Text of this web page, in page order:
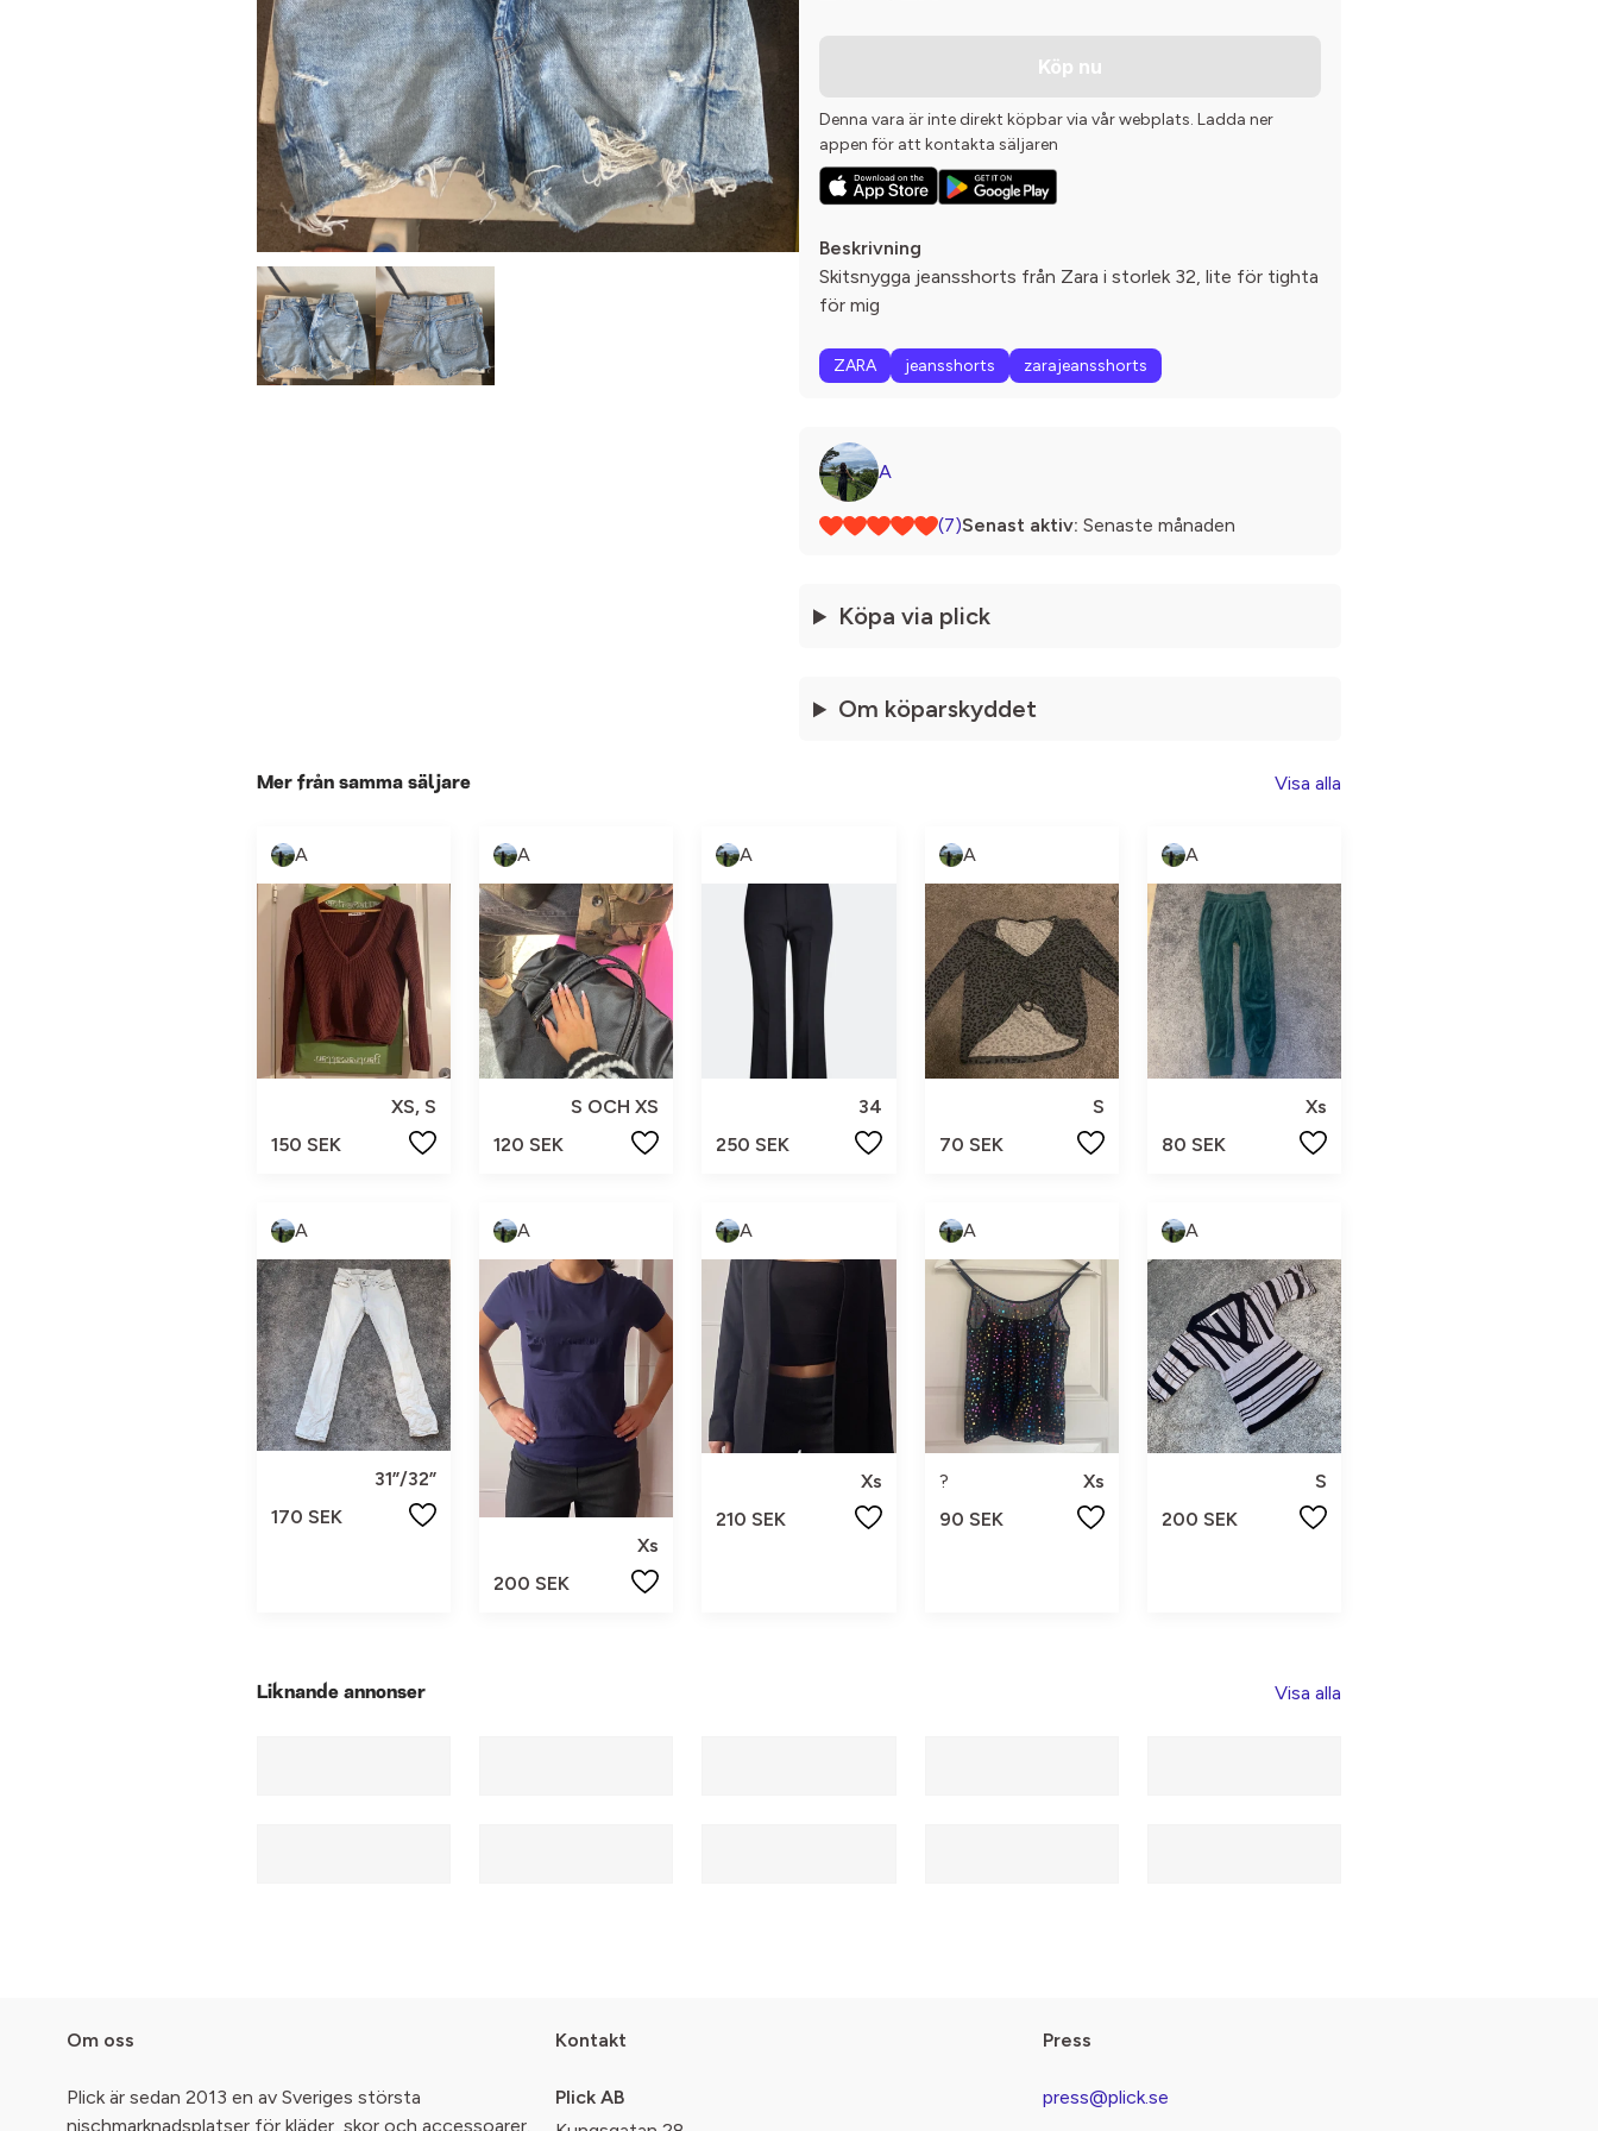
Köp nu
Denna vara är inte direkt köpbar via vår webplats. Ladda ner
appen för att kontakta säljaren
Beskrivning
Skitsnygga jeansshorts från Zara i storlek 32, lite för tighta
för mig
ZARA jeansshorts zarajeansshorts
A
(7)Senast aktiv: Senaste månaden
Köpa via plick
Om köparskyddet
Mer från samma säljare Visa alla
A
XS, S
150 SEK
A
S OCH XS
120 SEK
A
34
250 SEK
A
S
70 SEK
A
Xs
80 SEK
A
31”/32”
170 SEK
A
Xs
200 SEK
A
Xs
210 SEK
A
?
Xs
90 SEK
A
S
200 SEK
Liknande annonser Visa alla
Om oss
Plick är sedan 2013 en av Sveriges största
nischmarknadsplatser för kläder, skor och accessoarer.
Kontakt
Plick AB
Press
press@plick.se